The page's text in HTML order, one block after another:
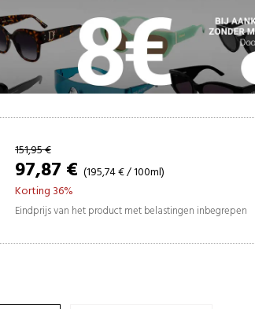
151,95 €
97,87 € (195,74 € / 100ml)
Korting 36%
Eindprijs van het product met belastingen inbegrepen